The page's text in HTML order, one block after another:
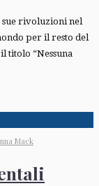
sue rivoluzioni nel
per il resto del
titolo “Nessuna
Mack